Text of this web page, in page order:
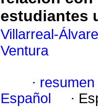
estudiantes
Villarreal-
Ventura
·
Español
·